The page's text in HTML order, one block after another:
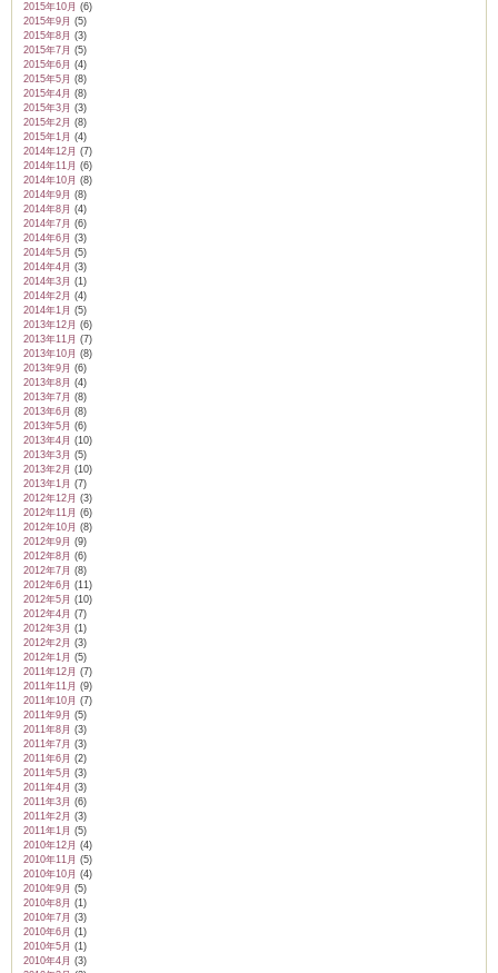
2015年10月 (6)
2015年9月 (5)
2015年8月 (3)
2015年7月 (5)
2015年6月 (4)
2015年5月 (8)
2015年4月 (8)
2015年3月 (3)
2015年2月 (8)
2015年1月 (4)
2014年12月 (7)
2014年11月 (6)
2014年10月 (8)
2014年9月 (8)
2014年8月 (4)
2014年7月 (6)
2014年6月 (3)
2014年5月 (5)
2014年4月 (3)
2014年3月 (1)
2014年2月 (4)
2014年1月 (5)
2013年12月 (6)
2013年11月 (7)
2013年10月 (8)
2013年9月 (6)
2013年8月 (4)
2013年7月 (8)
2013年6月 (8)
2013年5月 (6)
2013年4月 (10)
2013年3月 (5)
2013年2月 (10)
2013年1月 (7)
2012年12月 (3)
2012年11月 (6)
2012年10月 (8)
2012年9月 (9)
2012年8月 (6)
2012年7月 (8)
2012年6月 (11)
2012年5月 (10)
2012年4月 (7)
2012年3月 (1)
2012年2月 (3)
2012年1月 (5)
2011年12月 (7)
2011年11月 (9)
2011年10月 (7)
2011年9月 (5)
2011年8月 (3)
2011年7月 (3)
2011年6月 (2)
2011年5月 (3)
2011年4月 (3)
2011年3月 (6)
2011年2月 (3)
2011年1月 (5)
2010年12月 (4)
2010年11月 (5)
2010年10月 (4)
2010年9月 (5)
2010年8月 (1)
2010年7月 (3)
2010年6月 (1)
2010年5月 (1)
2010年4月 (3)